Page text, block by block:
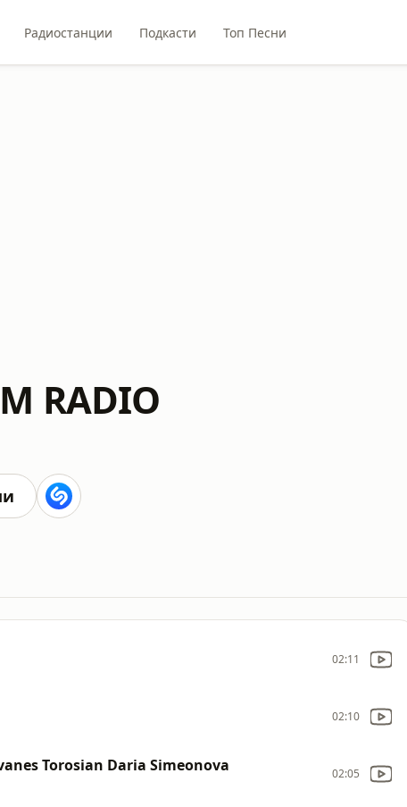
Радиостанции Подкасти Топ Песни
RADIO
02:11
02:10
Torosian Daria Simeonova 02:05